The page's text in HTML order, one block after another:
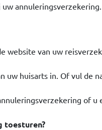
annuleringsverzekering.
website van uw
uw huisarts in. Of vul de
of
toesturen?